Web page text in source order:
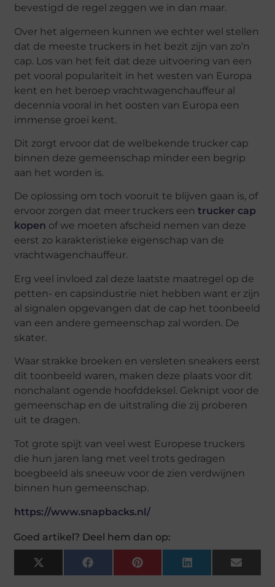
bevestigd de regel zeggen we in dan maar.
Over het algemeen kunnen we echter wel stellen
dat de meeste truckers in het bezit zijn van zo’n
cap. Los van het feit dat deze uitvoering van een
pet vooral populariteit in het westen van Europa
kent en het beroep vrachtwagenchauffeur al
decennia vooral in het oosten van Europa een
immense groei kent.
Dit zorgt ervoor dat de welbekende trucker cap
binnen deze gemeenschap minder een begrip
aan het worden is.
De oplossing om toch vooruit te blijven gaan is, of
ervoor zorgen dat meer truckers eentrucker cap
kopen of we moeten afscheid nemen van deze
eerst zo karakteristieke eigenschap van de
vrachtwagenchauffeur.
Erg veel invloed zal deze laatste maatregel op de
petten- en capsindustrie niet hebben want er zijn
al signalen opgevangen dat de cap het toonbeeld
van een andere gemeenschap zal worden. De
skater.
Waar strakke broeken en versleten sneakers eerst
dit toonbeeld waren, maken deze plaats voor dit
nonchalant ogende hoofddeksel. Geknipt voor de
gemeenschap en de uitstraling die zij proberen
uit te dragen.
Tot grote spijt van veel west Europese truckers
die hun jaren lang met veel trots gedragen
boegbeeld als sneeuw voor de zien verdwijnen
binnen hun gemeenschap.
https://www.snapbacks.nl/
Goed artikel? Deel hem dan op:
X
(Twitter)
Facebook Pinterest LinkedIn Email